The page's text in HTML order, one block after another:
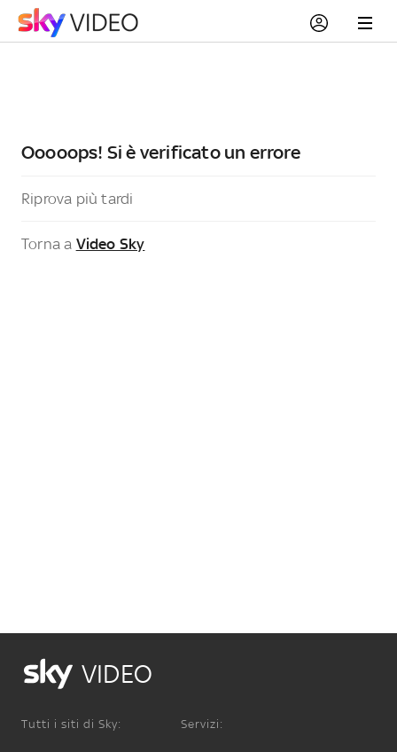
Ooooops! Si è verificato un errore
Riprova più tardi
Torna a Video Sky
VIDEO
Tutti i siti di Sky: Servizi: